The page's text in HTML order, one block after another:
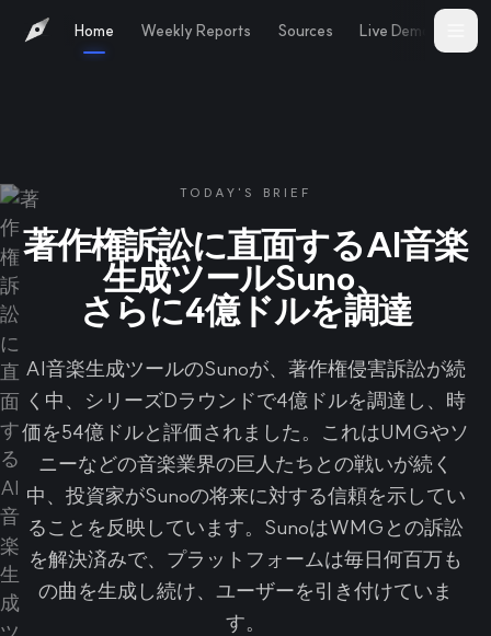
Home Weekly Reports Sources Live Demo
TODAY'S BRIEF
著作権訴訟に直面するAI音楽
生成ツールSuno、
さらに4億ドルを調達
AI音楽生成ツールのSunoが、著作権侵害訴訟が続
く中、シリーズDラウンドで4億ドルを調達し、時
価を54億ドルと評価されました。これはUMGやソ
ニーなどの音楽業界の巨人たちとの戦いが続く
中、投資家がSunoの将来に対する信頼を示してい
ることを反映しています。SunoはWMGとの訴訟
を解決済みで、プラットフォームは毎日何百万も
の曲を生成し続け、ユーザーを引き付けていま
す。